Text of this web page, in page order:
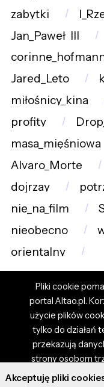
zabytki
Jan_Paweł_III
Jared_Leto
miłośnicy_kina
profity
masa_mięśniowa
Alvaro_Morte
dojrzay
nie_na_film
nieobecno
orientalny
Pliki cookie
portal Altao.pl.
użycie plików
tylko do działań
przekazują
strony osobom
zdjęciami i
Akceptuję pliki